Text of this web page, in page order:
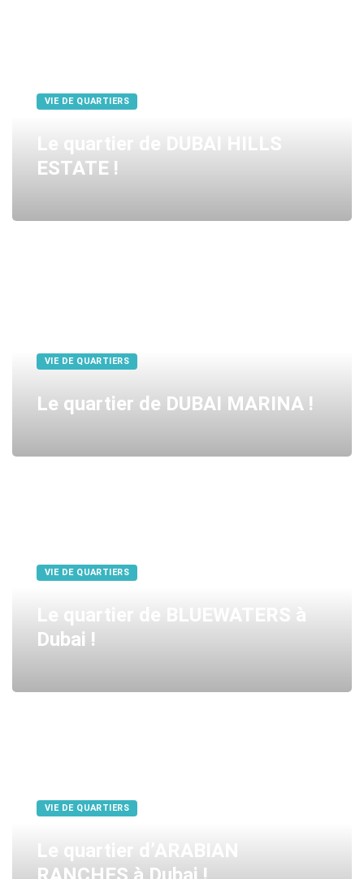
VIE DE QUARTIERS
Le quartier de DUBAI HILLS
ESTATE !
VIE DE QUARTIERS
Le quartier de DUBAI MARINA !
VIE DE QUARTIERS
Le quartier de BLUEWATERS à
Dubai !
VIE DE QUARTIERS
Le quartier d’ARABIAN